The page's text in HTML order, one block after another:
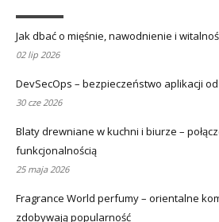
Jak dbać o mięśnie, nawodnienie i
02 lip 2026
DevSecOps – bezpieczeństwo aplikacji
30 cze 2026
Blaty drewniane w kuchni i biurze –
funkcjonalnością
25 maja 2026
Fragrance World perfumy – orientalne
zdobywają popularność